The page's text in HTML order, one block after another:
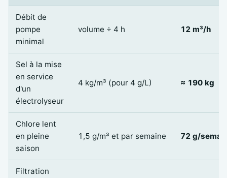
Débit de
pompe
minimal
volume ÷ 4 h 12 m³/h
Sel à la mise
en service
d'un
électrolyseur
4 kg/m³ (pour 4 g/L) ≈ 190 kg
Chlore lent
en pleine
saison
1,5 g/m³ et par semaine 72 g/
Filtration